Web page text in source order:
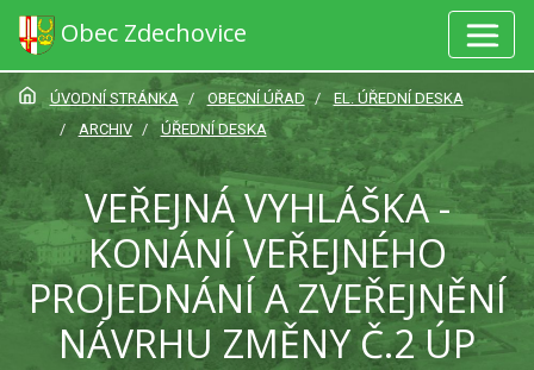
Obec Zdechovice
ÚVODNÍ STRÁNKA OBECNÍ ÚŘAD
EL. ÚŘEDNÍ DESKA
ARCHIV
ÚŘEDNÍ DESKA
VEŘEJNÁ VYHLÁŠKA -
KONÁNÍ VEŘEJNÉHO
PROJEDNÁNÍ A ZVEŘEJNĚNÍ
NÁVRHU ZMĚNY Č.2 ÚP